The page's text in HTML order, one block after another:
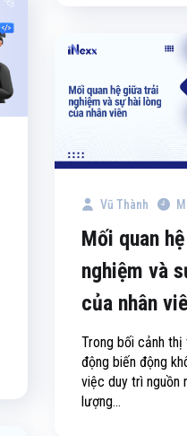
Vũ Thành
Mối quan
nghiệm và
của nhân
Trong bối cảnh thị
động biến động
việc duy trì nguồn
lượng...